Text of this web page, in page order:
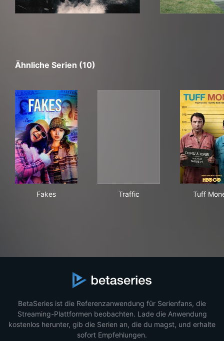
Ähnliche Serien (10)
Fakes Traffic Tuff
BetaSeries ist die Referenzanwendung für Serienfans, die
Streaming-Plattformen beobachten. Lade die Anwendung
kostenlos herunter, gib die Serien an, die du magst, und erhalte
sofort Empfehlungen.